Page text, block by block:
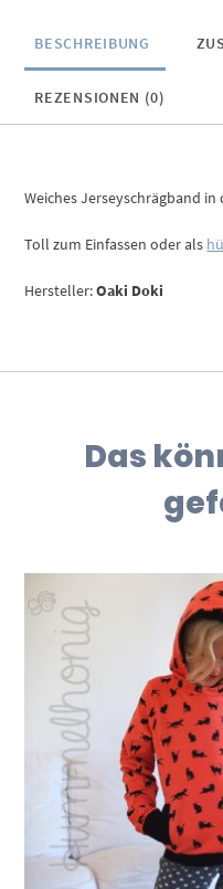
BESCHREIBUNG
REZENSIONEN (0)
Weiches Jerseyschrägband
Toll zum Einfassen oder als
Hersteller:Oaki Doki
Das